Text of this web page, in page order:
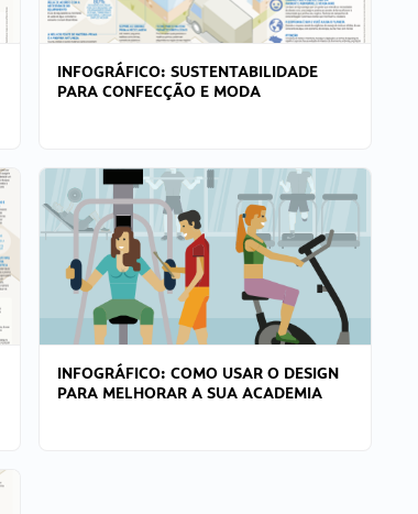
INFOGRÁFICO: SUSTENTABILIDADE
PARA CONFECÇÃO E MODA
INFOGRÁFICO: COMO USAR O DESIGN
PARA MELHORAR A SUA ACADEMIA